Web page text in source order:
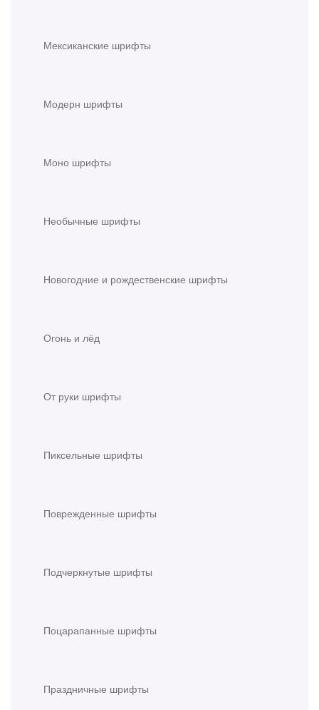
Мексиканские шрифты
Модерн шрифты
Моно шрифты
Необычные шрифты
Новогодние и рождественские шрифты
Огонь и лёд
От руки шрифты
Пиксельные шрифты
Поврежденные шрифты
Подчеркнутые шрифты
Поцарапанные шрифты
Праздничные шрифты